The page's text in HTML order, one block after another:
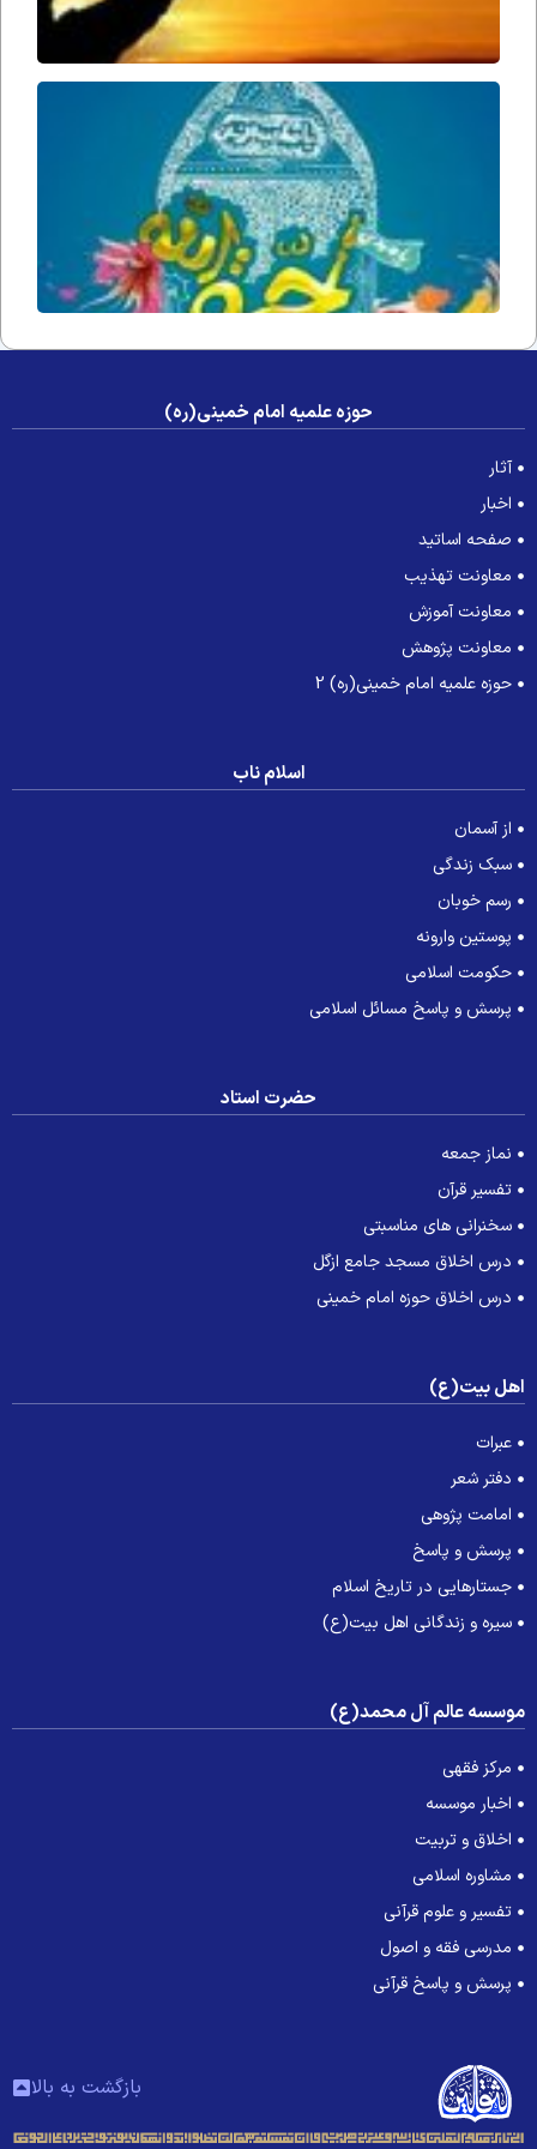
حُجّت
حوزه علمیه امام خمینی(ره)
آثار
اخبار
صفحه اساتید
معاونت تهذیب
معاونت آموزش
معاونت پژوهش
حوزه علمیه امام خمینی(ره) 2
اسلام ناب
از آسمان
سبک زندگی
رسم خوبان
پوستین وارونه
حکومت اسلامی
پرسش و پاسخ مسائل اسلامی
حضرت استاد
نماز جمعه
تفسیر قرآن
سخنرانی های مناسبتی
درس اخلاق مسجد جامع ازگل
درس اخلاق حوزه امام خمینی
بیت(ع)
عبرات
دفتر شعر
امامت پژوهی
پرسش و پاسخ
جستارهایی در تاریخ اسلام
سیره و زندگانی اهل بیت(ع)
عالم آل محمد(ع)
مرکز فقهی
اخبار موسسه
اخلاق و تربیت
مشاوره اسلامی
تفسیر و علوم قرآنی
مدرسی فقه و اصول
پرسش و پاسخ قرآنی
بازگشت به بالا